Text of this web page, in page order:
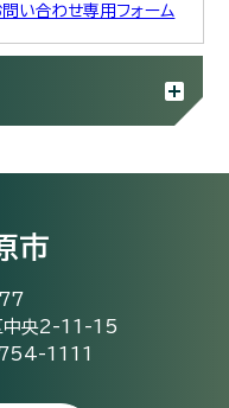
い合わせ専用フォーム
市
中央2-11-15
754-1111